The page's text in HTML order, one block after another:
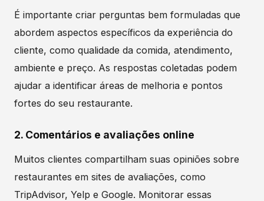
É importante criar perguntas bem formuladas que
abordem aspectos específicos da experiência do
cliente, como qualidade da comida, atendimento,
ambiente e preço. As respostas coletadas podem
ajudar a identificar áreas de melhoria e pontos
fortes do seu restaurante.
2. Comentários e avaliações online
Muitos clientes compartilham suas opiniões sobre
restaurantes em sites de avaliações, como
TripAdvisor, Yelp e Google. Monitorar essas